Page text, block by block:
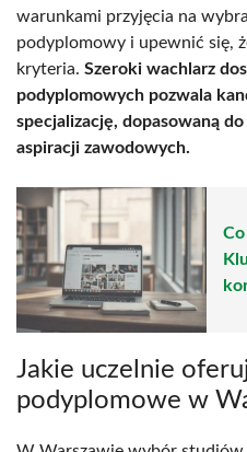
warunkami przyjęcia na
podyplomowy i upewnić się,
kryteria. Szeroki wachlarz
podyplomowych pozwala
specjalizację, dopasowaną
aspiracji zawodowych.
Jakie uczelnie
podyplomowe w